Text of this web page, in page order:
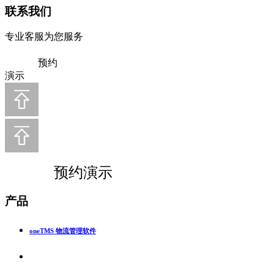
联系我们
专业客服为您服务
预约
演示
预约演示
产品
oneTMS 物流管理软件